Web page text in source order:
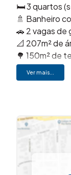
🛏️ 3 quartos
🚿 Banheiro
🚗 2 vagas de
📐 207m² de
🌳 150m² de
🔥 Lazer
Área gourmet
🌿 Jardim de
🍽️ Cozinha
quente
Em caso de
Ver mais...